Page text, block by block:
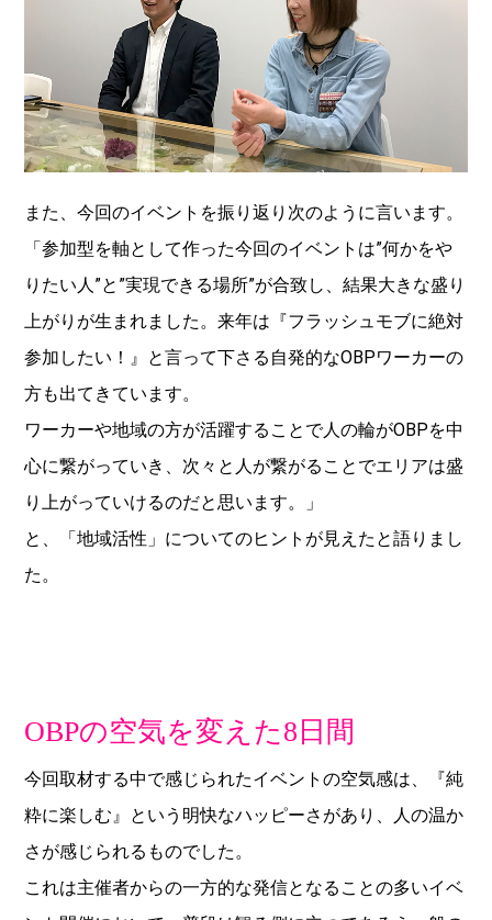
また、今回のイベントを振り返り次のように言います。
「参加型を軸として作った今回のイベントは”何かをや
りたい人”と”実現できる場所”が合致し、結果大きな盛り
上がりが生まれました。来年は『フラッシュモブに絶対
参加したい！』と言って下さる自発的なOBPワーカーの
方も出てきています。
ワーカーや地域の方が活躍することで人の輪がOBPを中
心に繋がっていき、次々と人が繋がることでエリアは盛
り上がっていけるのだと思います。」
と、「地域活性」についてのヒントが見えたと語りまし
た。
OBPの空気を変えた8日間
今回取材する中で感じられたイベントの空気感は、『純
粋に楽しむ』という明快なハッピーさがあり、人の温か
さが感じられるものでした。
これは主催者からの一方的な発信となることの多いイベ